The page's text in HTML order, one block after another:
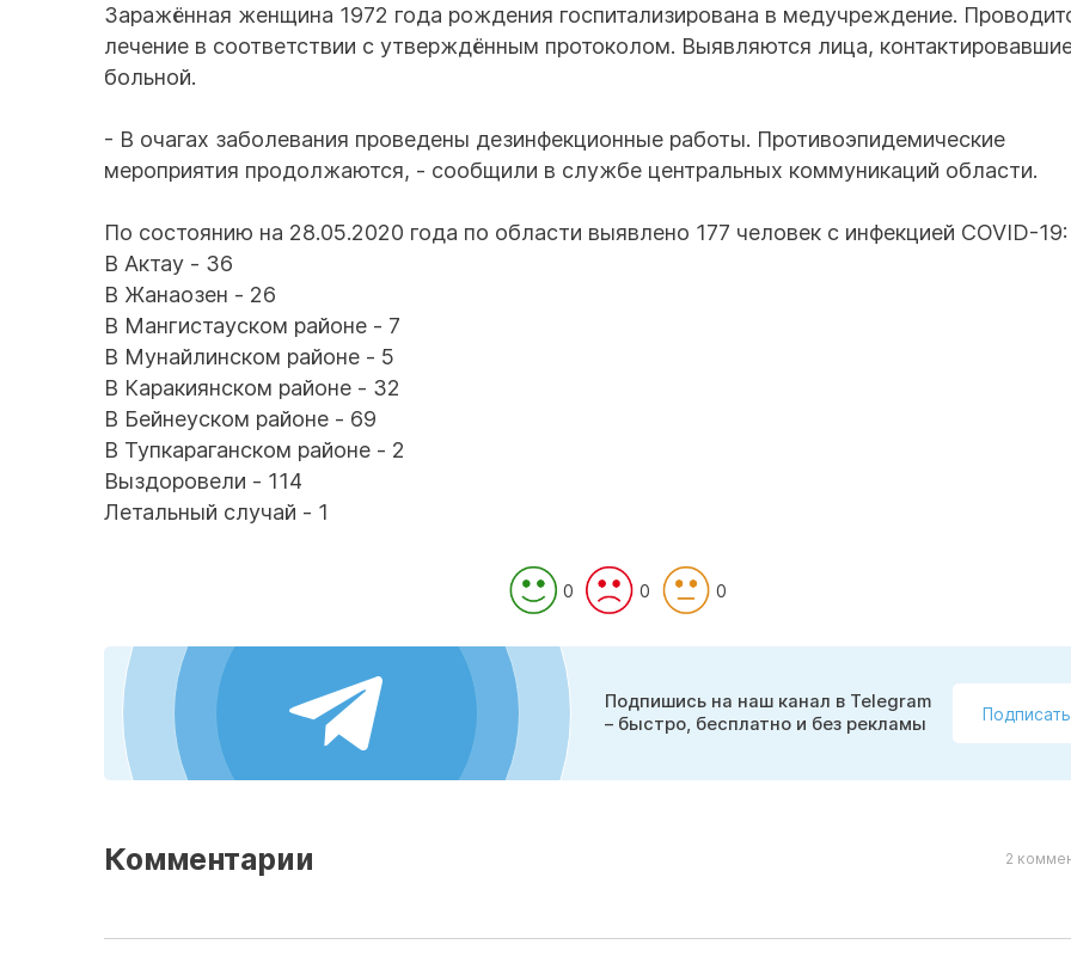
Заражённая женщина 1972 года рождения госпитализирована в медучреждение.
лечение в соответствии с утверждённым протоколом. Выявляются лица,
больной.
- В очагах заболевания проведены дезинфекционные работы. Противоэпидемические
мероприятия продолжаются, - сообщили в службе центральных коммуникаций области.
По состоянию на 28.05.2020 года по области выявлено 177 человек с инфекцией COVID-19:
В Актау - 36
В Жанаозен - 26
В Мангистауском районе - 7
В Мунайлинском районе - 5
В Каракиянском районе - 32
В Бейнеуском районе - 69
В Тупкараганском районе - 2
Выздоровели - 114
Летальный случай - 1
0 0 0
Подпишись на наш канал в Telegram
– быстро, бесплатно и без рекламы
Комментарии 2